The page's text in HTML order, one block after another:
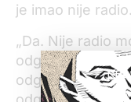
je imao nije radio.
„Da. Nije radio
odgovorio je
odgovarajući na